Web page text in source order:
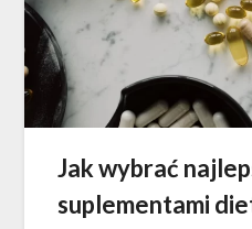
Jak wybrać
suplementami